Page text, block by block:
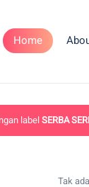
Home
label SERBA
Tak